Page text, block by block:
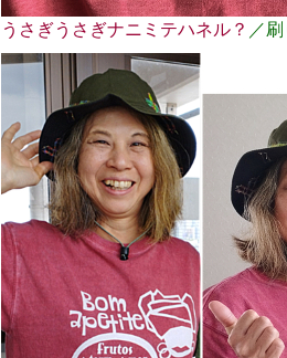
うさぎうさぎナニミテハネル？ ／